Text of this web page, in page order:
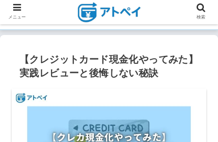
【クレジットカード現金化やってみた】
実践レビューと後悔しない秘訣
メニュー 検索